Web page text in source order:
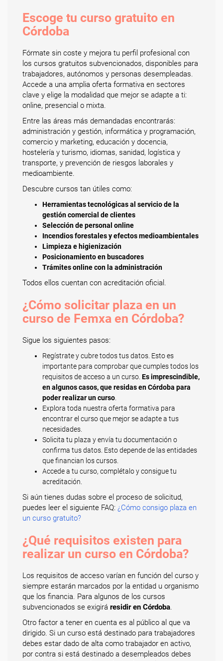
Escoge tu curso gratuito en
Córdoba
Fórmate sin coste y mejora tu perfil profesional con
los cursos gratuitos subvencionados, disponibles para
trabajadores, autónomos y personas desempleadas.
Accede a una amplia oferta formativa en sectores
clave y elige la modalidad que mejor se adapte a ti:
online, presencial o mixta.
Entre las áreas más demandadas encontrarás:
administración y gestión, informática y programación,
comercio y marketing, educación y docencia,
hostelería y turismo, idiomas, sanidad, logística y
transporte, y prevención de riesgos laborales y
medioambiente.
Descubre cursos tan útiles como:
Herramientas tecnológicas al servicio de la
gestión comercial de clientes
Selección de personal online
Incendios forestales y efectos medioambientales
Limpieza e higienización
Posicionamiento en buscadores
Trámites online con la administración
Todos ellos cuentan con acreditación oficial.
¿Cómo solicitar plaza en un
curso de Femxa en Córdoba?
Sigue los siguientes pasos:
Regístrate y cubre todos tus datos. Esto es
importante para comprobar que cumples todos los
requisitos de acceso a un curso. Es imprescindible,
en algunos casos, que residas en Córdoba para
poder realizar un curso
Explora toda nuestra oferta formativa para
encontrar el curso que mejor se adapte a tus
necesidades.
Solicita tu plaza y envía tu documentación o
confirma tus datos. Esto depende de las entidades
que financian los cursos.
Accede a tu curso, complétalo y consigue tu
acreditación.
Si aún tienes dudas sobre el proceso de solicitud,
puedes leer el siguiente FAQ: ¿Cómo consigo plaza en
un curso gratuito?
¿Qué requisitos existen para
realizar un curso en Córdoba?
Los requisitos de acceso varían en función del curso y
siempre estarán marcados por la entidad u organismo
que los financia. Para algunos de los cursos
subvencionados se exigirá residir en Córdoba.
Otro factor a tener en cuenta es al público al que va
dirigido. Si un curso está destinado para trabajadores
debes estar dado de alta como trabajador en activo,
por contra si está destinado a desempleados debes